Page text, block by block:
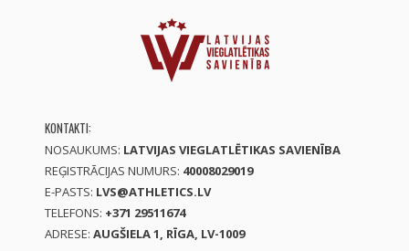
KONTAKTI:
NOSAUKUMS: LATVIJAS VIEGLATLĒTIKAS SAVIENĪBA
REĢISTRĀCIJAS NUMURS: 40008029019
E-PASTS: LVS@ATHLETICS.LV
TELEFONS: +371 29511674
ADRESE: AUGŠIELA 1, RĪGA, LV-1009